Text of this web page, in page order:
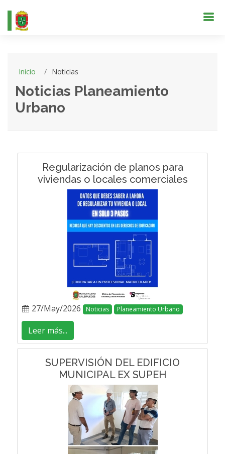
Inicio Noticias
Noticias Planeamiento
Urbano
Regularización de planos para
viviendas o locales comerciales
27/May/2026 Noticias Planeamiento Urbano
Leer más...
SUPERVISIÓN DEL EDIFICIO
MUNICIPAL EX SUPEH